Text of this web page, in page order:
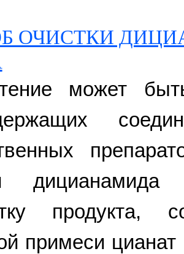
ОЧИСТКИ
может
дицианамида
продукта,
примеси